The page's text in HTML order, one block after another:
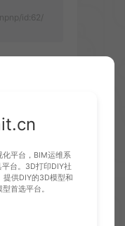
id:62/
复制本文链接
一篇：
平台，BIM运维系
台。3D打印DIY社
提供DIY的3D模型和
首选平台。